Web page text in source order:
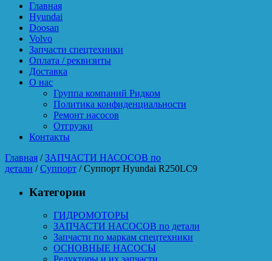
Главная
Hyundai
Doosan
Volvo
Запчасти спецтехники
Оплата / реквизиты
Доставка
О нас
Группа компаний Ридком
Политика конфиденциальности
Ремонт насосов
Отгрузки
Контакты
Главная /ЗАПЧАСТИ НАСОСОВ по
детали /Суппорт / Суппорт Hyundai R250LC9
Категории
ГИДРОМОТОРЫ
ЗАПЧАСТИ НАСОСОВ по детали
Запчасти по маркам спецтехники
ОСНОВНЫЕ НАСОСЫ